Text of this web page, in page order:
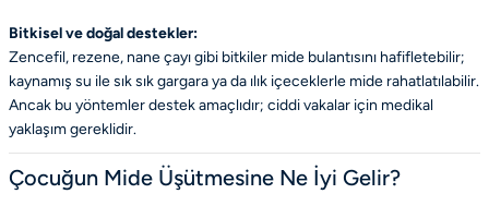
Bitkisel ve doğal destekler:
Zencefil, rezene, nane çayı gibi bitkiler mide bulantısını hafifletebilir;
kaynamış su ile sık sık gargara ya da ılık içeceklerle mide rahatlatılabilir.
Ancak bu yöntemler destek amaçlıdır; ciddi vakalar için medikal
yaklaşım gereklidir.
Çocuğun Mide Üşütmesine Ne İyi Gelir?